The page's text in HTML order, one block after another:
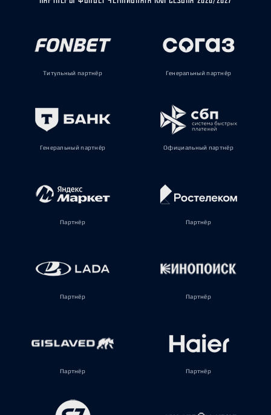
Титульный партнёр Генеральный партнёр
Генеральный партнёр Официальный партнёр
Партнёр Партнёр
Партнёр Партнёр
Партнёр Партнёр